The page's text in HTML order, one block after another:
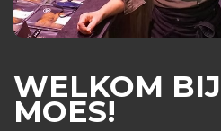
WELKOM
MOES!